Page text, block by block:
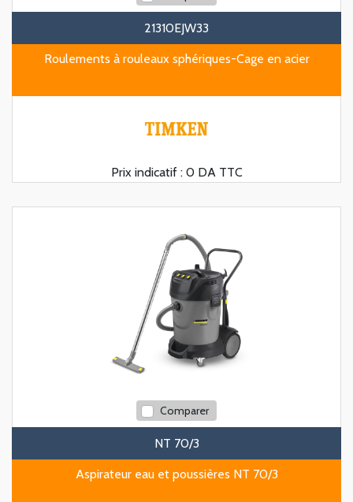
21310EJW33
Roulements à rouleaux sphériques-Cage en acier
Prix indicatif : 0 DA TTC
Comparer
NT 70/3
Aspirateur eau et poussières NT 70/3